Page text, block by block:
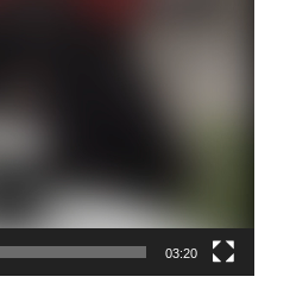
03:20